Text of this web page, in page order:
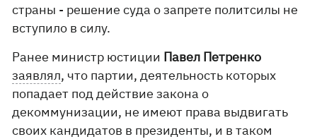
страны - решение суда о запрете политсилы не
вступило в силу.
Ранее министр юстиции Павел Петренко
заявлял, что партии, деятельность которых
попадает под действие закона о
декоммунизации, не имеют права выдвигать
своих кандидатов в президенты, и в таком